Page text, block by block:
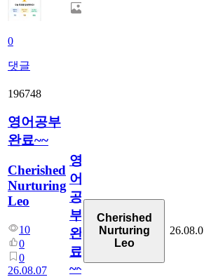
0
댓글
196748
영어공부
완료~~
Cherished
Nurturing
Leo
10
0
0
26.08.07
영
어
공
부
완
료
~~
Cherished
Nurturing
Leo